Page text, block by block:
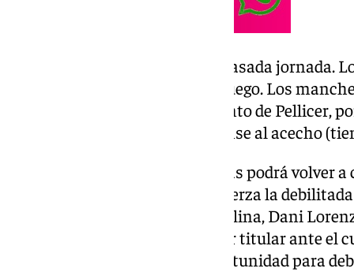
El Albacete también perdió la pasada jornada.
un gol en el primer minuto de juego. Los
posiciones menos que el conjunto de Pellicer,
ambos al tener además al Eldense al acecho
El entrenador de los malaguistas podrá volver
Luismi. El centrocampista refuerza la
sigue con las bajas de Manu Molina, Dani
volver a contar minutos tras ser titular ante el
Arriaza sigue esperando la oportunidad para